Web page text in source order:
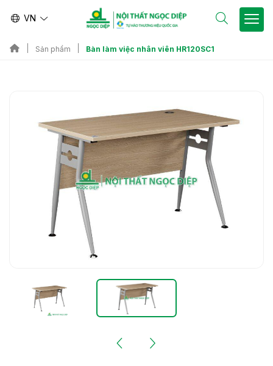
VN
Sản phẩm Bàn làm việc nhân viên HR120SC1